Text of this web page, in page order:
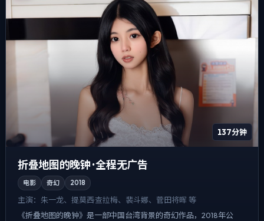
137分钟
折叠地图的晚钟 · 全程无广告
电影 奇幻 2018
主演： 朱一龙、提莫西·查拉梅、裴斗娜、菅田将晖 等
《折叠地图的晚钟》是一部中国台湾背景的奇幻作品，2018年公